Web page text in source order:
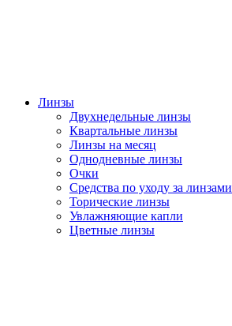
Линзы
Двухнедельные линзы
Квартальные линзы
Линзы на месяц
Однодневные линзы
Очки
Средства по уходу за линзами
Торические линзы
Увлажняющие капли
Цветные линзы